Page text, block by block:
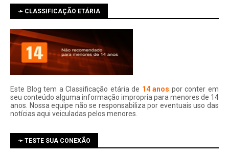
➛ CLASSIFICAÇÃO ETÁRIA
Este Blog tem a Classificação etária de 14 anos por conter em
seu conteúdo alguma informação impropria para menores de 14
anos. Nossa equipe não se responsabiliza por eventuais uso das
notí­cias aqui veiculadas pelos menores.
➛ TESTE SUA CONEXÃO